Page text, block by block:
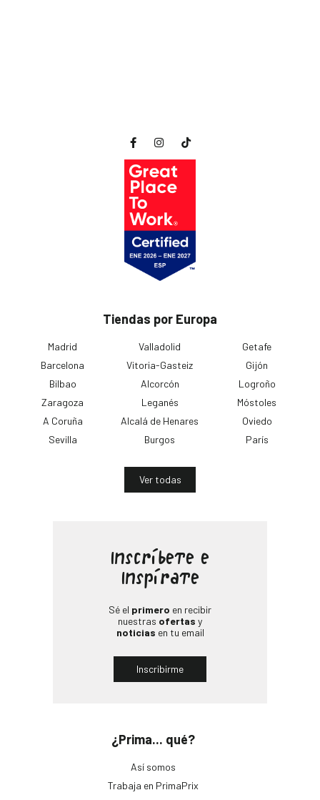
Tiendas por Europa
Madrid
Barcelona
Bilbao
Zaragoza
A Coruña
Sevilla
Valladolid
Vitoria-Gasteiz
Alcorcón
Leganés
Alcalá de Henares
Burgos
Getafe
Gijón
Logroño
Móstoles
Oviedo
París
Ver todas
¿Prima... qué?
Así somos
Trabaja en PrimaPrix
Inscríbete e
Inspírate
Sé el primero en recibir
nuestras ofertas y
noticias en tu email
Inscribirme